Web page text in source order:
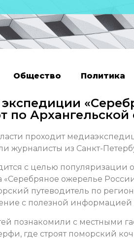
Общество Политика
по Архангельской
проходит
журналисты из Санкт-
с целью популяризации
«Серебряное ожерелье
путеводитель по
с полезной информацией
познакомили с местными
где строят поморский